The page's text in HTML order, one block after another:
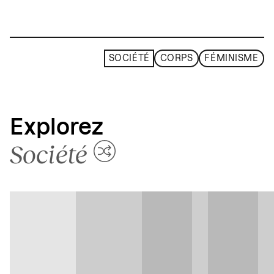
SOCIÉTÉ CORPS FÉMINISME
Explorez
Société